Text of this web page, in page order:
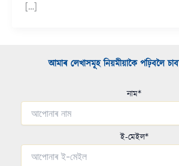
[…]
আমাৰ লেখাসমূহ নিয়মীয়াকৈ পঢ়িবলৈ
নাম*
ই-মেইল*